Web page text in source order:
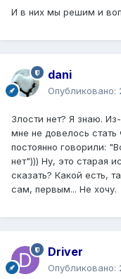
И в них мы решим и
dani
Опубликовано:
Злости нет? Я знаю.
мне не довелось
постоянно говорили:
нет"))) Ну, это старая
сказать? Какой есть,
сам, первым... Не хочу.
Driver
Опубликовано: